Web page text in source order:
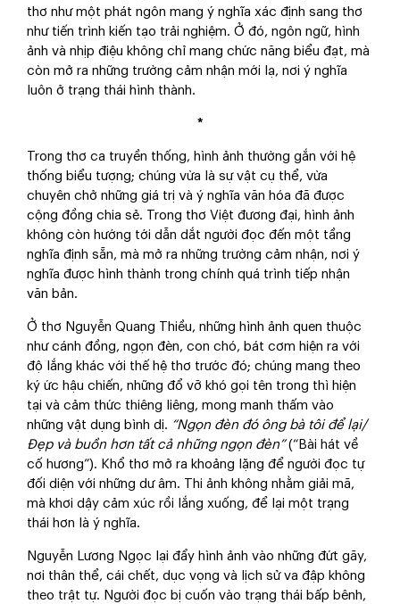
thơ như một phát ngôn mang ý nghĩa xác định sang thơ
như tiến trình kiến tạo trải nghiệm. Ở đó, ngôn ngữ, hình
ảnh và nhịp điệu không chỉ mang chức năng biểu đạt, mà
còn mở ra những trường cảm nhận mới lạ, nơi ý nghĩa
luôn ở trạng thái hình thành.
*
Trong thơ ca truyền thống, hình ảnh thường gắn với hệ
thống biểu tượng; chúng vừa là sự vật cụ thể, vừa
chuyên chở những giá trị và ý nghĩa văn hóa đã được
cộng đồng chia sẻ. Trong thơ Việt đương đại, hình ảnh
không còn hướng tới dẫn dắt người đọc đến một tầng
nghĩa định sẵn, mà mở ra những trường cảm nhận, nơi ý
nghĩa được hình thành trong chính quá trình tiếp nhận
văn bản.
Ở thơ Nguyễn Quang Thiều, những hình ảnh quen thuộc
như cánh đồng, ngọn đèn, con chó, bát cơm hiện ra với
độ lắng khác với thế hệ thơ trước đó; chúng mang theo
ký ức hậu chiến, những đổ vỡ khó gọi tên trong thì hiện
tại và cảm thức thiêng liêng, mong manh thấm vào
những vật dụng bình dị. “Ngọn đèn đó ông bà tôi để lại/
Đẹp và buồn hơn tất cả những ngọn đèn”(“Bài hát về
cố hương”). Khổ thơ mở ra khoảng lặng để người đọc tự
đối diện với những dư âm. Thi ảnh không nhằm giải mã,
mà khơi dậy cảm xúc rồi lắng xuống, để lại một trạng
thái hơn là ý nghĩa.
Nguyễn Lương Ngọc lại đẩy hình ảnh vào những đứt gãy,
nơi thân thể, cái chết, dục vọng và lịch sử va đập không
theo trật tự. Người đọc bị cuốn vào trạng thái bấp bênh,